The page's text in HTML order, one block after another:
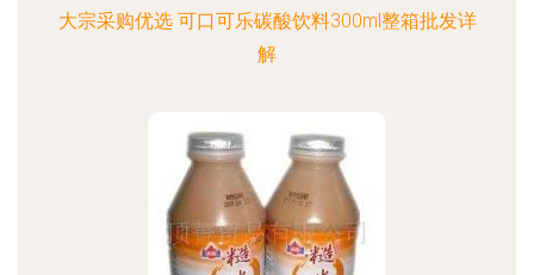
大宗采购优选 可口可乐碳酸饮料300ml整箱批发详
解